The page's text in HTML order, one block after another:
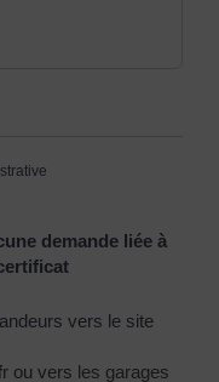
demande liée à
vers le site
r ou vers les garages